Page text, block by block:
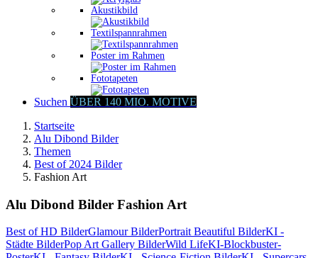
Akustikbild
Textilspannrahmen
Poster im Rahmen
Fototapeten
Suchen ÜBER 140 MIO. MOTIVE
Startseite
Alu Dibond Bilder
Themen
Best of 2024 Bilder
Fashion Art
Alu Dibond Bilder Fashion Art
Best of HD BilderGlamour BilderPortrait Beautiful BilderKI -
Städte BilderPop Art Gallery BilderWild LifeKI-Blockbuster-